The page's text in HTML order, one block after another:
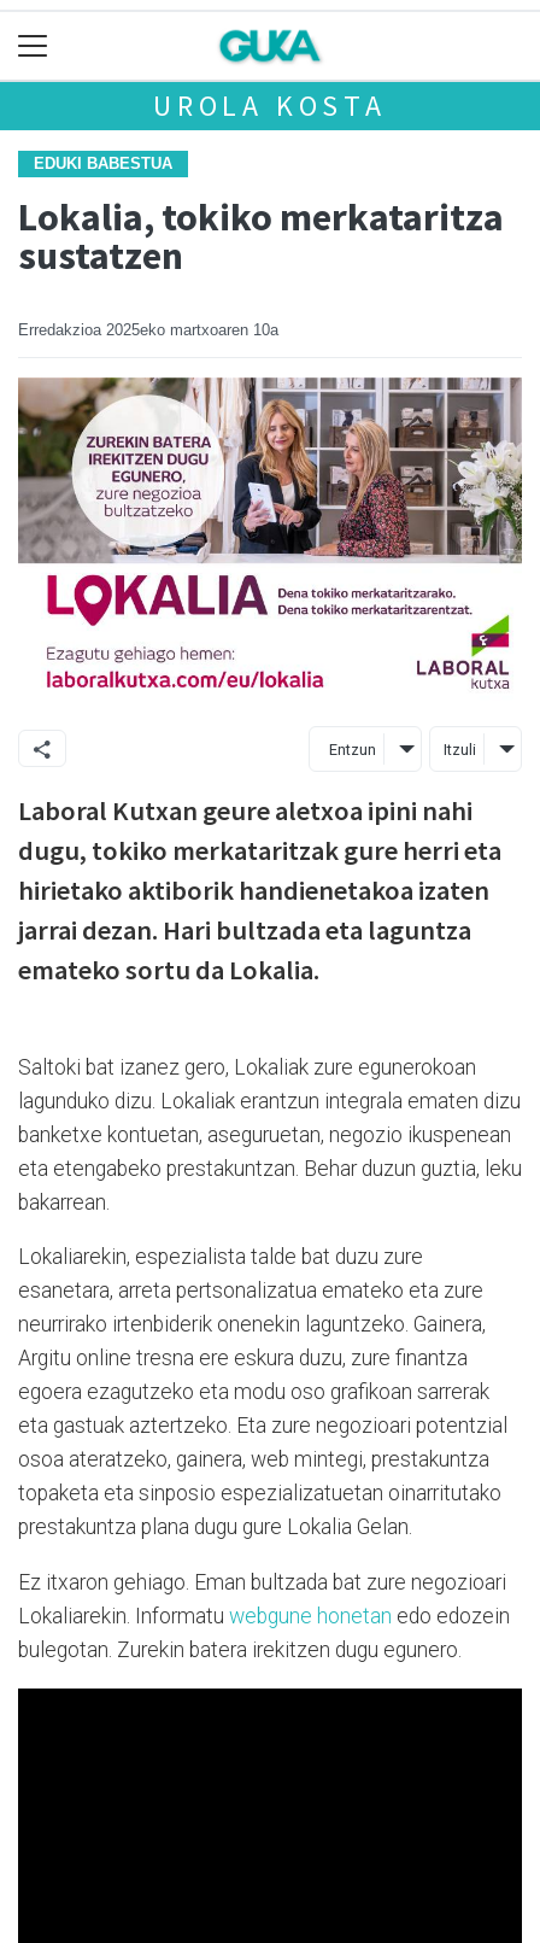
UROLA KOSTA
EDUKI BABESTUA
Lokalia, tokiko merkataritza
sustatzen
Erredakzioa 2025eko martxoaren 10a
Entzun Itzuli
Laboral Kutxan geure aletxoa ipini nahi
dugu, tokiko merkataritzak gure herri eta
hirietako aktiborik handienetakoa izaten
jarrai dezan. Hari bultzada eta laguntza
emateko sortu da Lokalia.
Saltoki bat izanez gero, Lokaliak zure egunerokoan
lagunduko dizu. Lokaliak erantzun integrala ematen dizu
banketxe kontuetan, aseguruetan, negozio ikuspenean
eta etengabeko prestakuntzan. Behar duzun guztia, leku
bakarrean.
Lokaliarekin, espezialista talde bat duzu zure
esanetara, arreta pertsonalizatua emateko eta zure
neurrirako irtenbiderik onenekin laguntzeko. Gainera,
Argitu online tresna ere eskura duzu, zure finantza
egoera ezagutzeko eta modu oso grafikoan sarrerak
eta gastuak aztertzeko. Eta zure negozioari potentzial
osoa ateratzeko, gainera, web mintegi, prestakuntza
topaketa eta sinposio espezializatuetan oinarritutako
prestakuntza plana dugu gure Lokalia Gelan.
Ez itxaron gehiago. Eman bultzada bat zure negozioari
Lokaliarekin. Informatu webgune honetan edo edozein
bulegotan. Zurekin batera irekitzen dugu egunero.